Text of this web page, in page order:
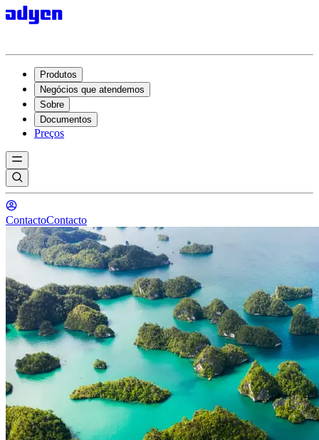
Produtos
Negócios que atendemos
Sobre
Documentos
Preços
ContactoContacto